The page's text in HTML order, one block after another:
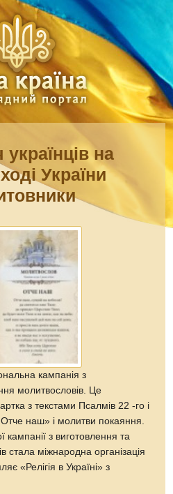
на
України
кампанія з
молитвословів. Це
з текстами Псалмів 22 -го і
наш» і молитви покаяння.
кампанії з виготовлення та
стала міжнародна організація
«Релігія в Україні» з